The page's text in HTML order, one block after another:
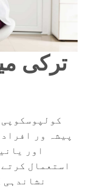
ترکی
پیشہ ور
اور
استعمال